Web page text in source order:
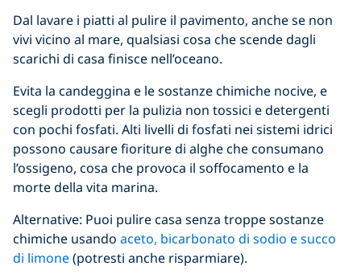
Dal lavare i piatti al pulire il pavimento, anche se non
vivi vicino al mare, qualsiasi cosa che scende dagli
scarichi di casa finisce nell’oceano.
Evita la candeggina e le sostanze chimiche nocive, e
scegli prodotti per la pulizia non tossici e detergenti
con pochi fosfati. Alti livelli di fosfati nei sistemi idrici
possono causare fioriture di alghe che consumano
l’ossigeno, cosa che provoca il soffocamento e la
morte della vita marina.
Alternative: Puoi pulire casa senza troppe sostanze
chimiche usando aceto, bicarbonato di sodio e succo
di limone(potresti anche risparmiare).